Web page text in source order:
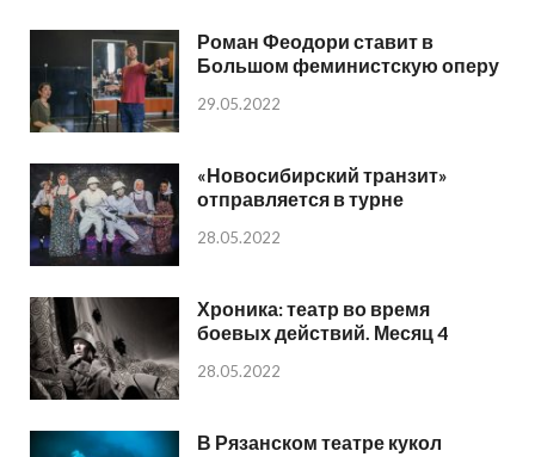
Роман Феодори ставит в
Большом феминистскую оперу
29.05.2022
«Новосибирский транзит»
отправляется в турне
28.05.2022
Хроника: театр во время
боевых действий. Месяц 4
28.05.2022
В Рязанском театре кукол